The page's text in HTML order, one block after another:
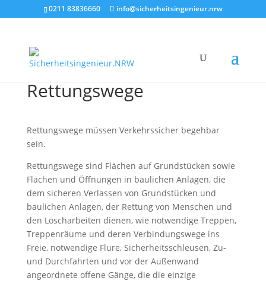
0211 83836660 info@sicherheitsingenieur.nrw
Rettungswege
Rettungswege müssen Verkehrssicher begehbar
sein.
Rettungswege sind Flächen auf Grundstücken sowie
Flächen und Öffnungen in baulichen Anlagen, die
dem sicheren Verlassen von Grundstücken und
baulichen Anlagen, der Rettung von Menschen und
den Löscharbeiten dienen, wie notwendige Treppen,
Treppenräume und deren Verbindungswege ins
Freie, notwendige Flure, Sicherheitsschleusen, Zu-
und Durchfahrten und vor der Außenwand
angeordnete offene Gänge, die die einzige